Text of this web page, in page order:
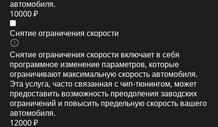
автомобиля.
10000 ₽
Снятие ограничения скорости
Снятие ограничения скорости включает в себя
программное изменение параметров, которые
ограничивают максимальную скорость автомобиля.
Эта услуга, часто связанная с чип-тюнингом, может
предоставить возможность преодоления заводских
ограничений и повысить предельную скорость вашего
автомобиля.
12000 ₽